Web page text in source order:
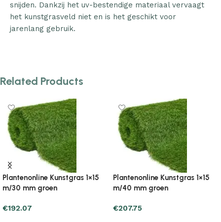
snijden. Dankzij het uv-bestendige materiaal vervaagt
het kunstgrasveld niet en is het geschikt voor
jarenlang gebruik.
Related Products
Plantenonline Kunstgras 1×2
m/20 mm groen
€26.45
Plantenonline Kunstgras 1×2
m/40 mm groen
€65.65